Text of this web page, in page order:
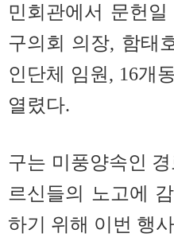
민회관에서 문헌
구의회 의장, 함태
인단체 임원, 16개
열렸다.
구는 미풍양속인
르신들의 노고에
하기 위해 이번 행